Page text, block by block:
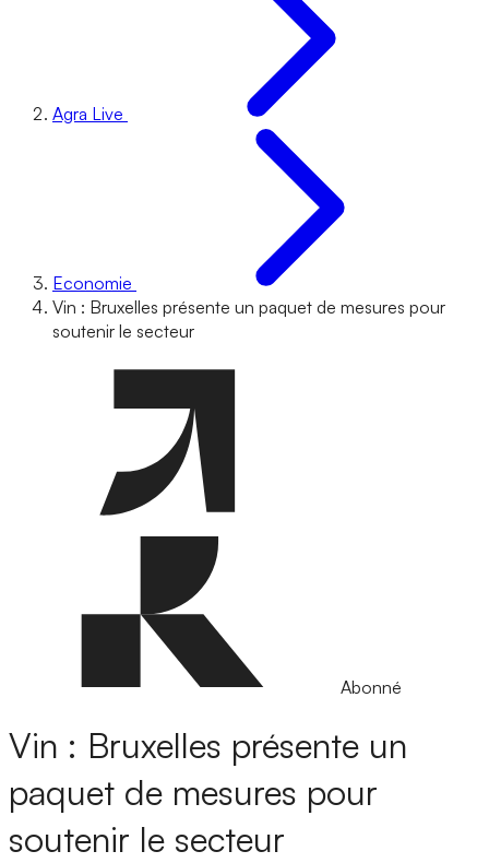
Agra Live
Economie
Vin : Bruxelles présente un paquet de mesures pour
soutenir le secteur
Abonné
Vin : Bruxelles présente un
paquet de mesures pour
soutenir le secteur